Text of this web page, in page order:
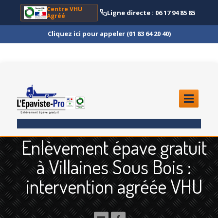
Centre VHU
Agréé
Ligne directe : 06 17 94 85 85
Cliquez ici pour appeler (01 83 64 20 40)
ENLÈVEMENTÉPAVE
Quoi?
Scooteret Moto
Camion
et Poids Lourd
Enlèvement épave gratuit
à Villaines Sous Bois :
intervention agréée VHU